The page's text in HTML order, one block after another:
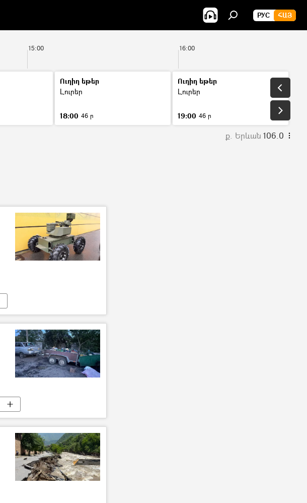
РУС ՀԱՅ
15:00 16:00
Ուղիղ եթեր
Լուրեր
18:00 46 ր
Ուղիղ եթեր
Լուրեր
19:00 46 ր
ք. Երևան 106.0